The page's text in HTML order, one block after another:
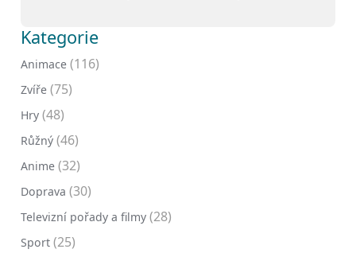
Kategorie
Animace (116)
Zvíře (75)
Hry (48)
Růžný (46)
Anime (32)
Doprava (30)
Televizní pořady a filmy (28)
Sport (25)